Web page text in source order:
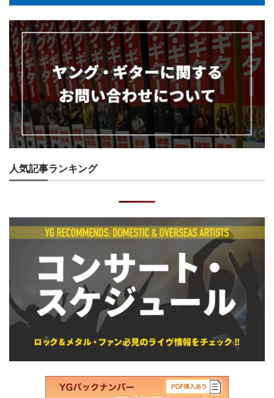
人気記事ランキング